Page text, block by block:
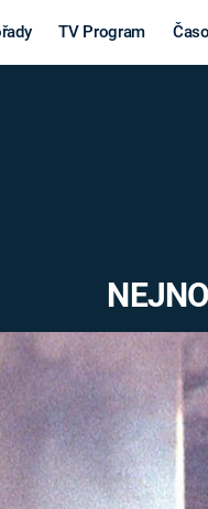
TV Program
STAROVĚKÝ EGYPT
TEREZIE